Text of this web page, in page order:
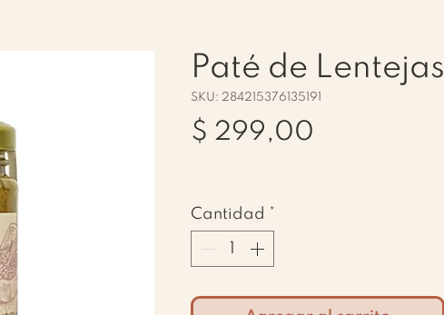
Paté de Lentejas
SKU: 284215376135191
$ 299,00
Cantidad *